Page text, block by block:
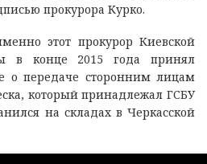
прокурора Курко.
этот прокурор Киевской
в конце 2015 года принял
о передаче сторонним лицам
который принадлежал ГСБУ
на складах в Черкасской